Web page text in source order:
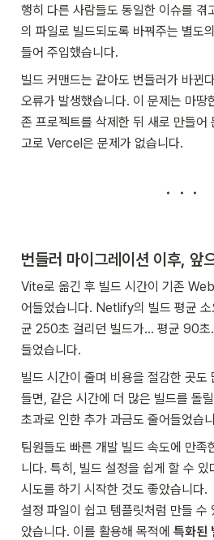
행히 다른 사람들도 동일한 이슈를
의 파일로 빌드되도록 바꿔주는 별도
들어 주입했습니다.
빌드 커맨드는 같아도 번들러가 바뀐
오류가 발생했습니다. 이 문제는 마땅
존 프로젝트를 삭제한 뒤 새로 만들어
고로 Vercel은 문제가 없습니다.
번들러 마이그레이션 이후, 앞
Vite로 옮긴 후 빌드 시간이 기존
어들었습니다. Netlify의 빌드 평균 소
균 250초 걸리던 빌드가... 평균 90초.
들었습니다.
빌드 시간이 줄며 비용을 절감한 곳
들면, 같은 시간에 더 많은 빌드를 돌
초과로 인한 추가 과금도 줄어들었습
팀원들도 빠른 개발 빌드 속도에 만족
니다. 특히, 빌드 설정을 쉽게 할 수
시도를 하기 시작한 것도 좋았습니다.
설정 파일이 쉽고 템플릿처럼 만들 수
았습니다. 이를 활용해 목적에 특화된